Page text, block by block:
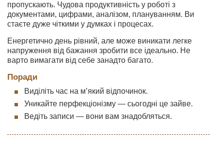
пропускають. Чудова продуктивність у роботі з
документами, цифрами, аналізом, плануванням. Ви
стаєте дуже чіткими у думках і процесах.
Енергетично день рівний, але може виникати легке
напруження від бажання зробити все ідеально. Не
варто вимагати від себе занадто багато.
Поради
Виділіть час на м’який відпочинок.
Уникайте перфекціонізму — сьогодні це зайве.
Ведіть записи — вони вам знадобляться.